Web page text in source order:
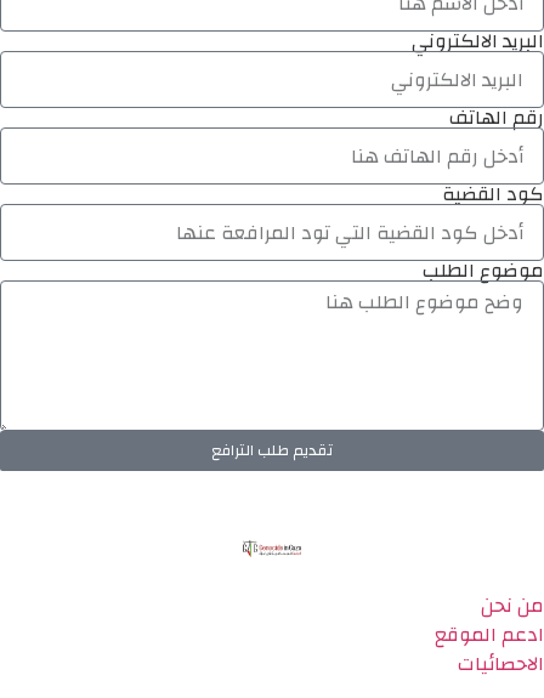
البريد الالكتروني
رقم الهاتف
كود القضية
موضوع الطلب
تقديم طلب الترافع
من نحن
ادعم الموقع
الاحصائيات